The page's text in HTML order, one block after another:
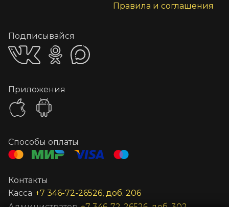
Правила и соглашения
Подписывайся
Приложения
Способы оплаты
Контакты
Касса +7 346-72-26526, доб. 206